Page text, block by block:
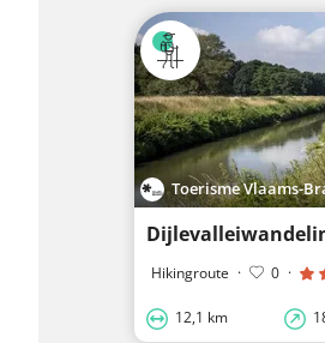
Toerisme Vlaams-
Hikingroute · 0 ·
12,1 km